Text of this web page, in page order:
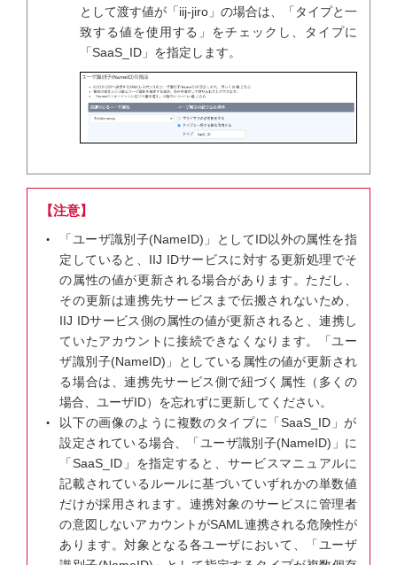
として渡す値が「iij-jiro」の場合は、「タイプと一
致する値を使用する」をチェックし、タイプに
「SaaS_ID」を指定します。
【注意】
「ユーザ識別子(NameID)」としてID以外の属性を指
定していると、IIJ IDサービスに対する更新処理でそ
の属性の値が更新される場合があります。ただし、
その更新は連携先サービスまで伝搬されないため、
IIJ IDサービス側の属性の値が更新されると、連携し
ていたアカウントに接続できなくなります。「ユー
ザ識別子(NameID)」としている属性の値が更新され
る場合は、連携先サービス側で紐づく属性（多くの
場合、ユーザID）を忘れずに更新してください。
以下の画像のように複数のタイプに「SaaS_ID」が
設定されている場合、「ユーザ識別子(NameID)」に
「SaaS_ID」を指定すると、サービスマニュアルに
記載されているルールに基づいていずれかの単数値
だけが採用されます。連携対象のサービスに管理者
の意図しないアカウントがSAML連携される危険性が
あります。対象となる各ユーザにおいて、「ユーザ